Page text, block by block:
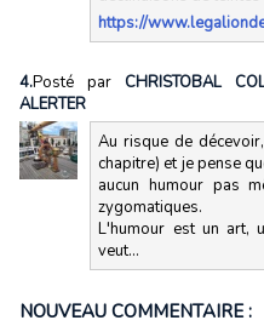
https://
4.Posté parCHRISTOBAL
ALERTER
Au risque de
chapitre) et je pense
aucun humour pas
zygomatiques.
L'humour est un art,
veut...
NOUVEAU COMMENTAIRE :